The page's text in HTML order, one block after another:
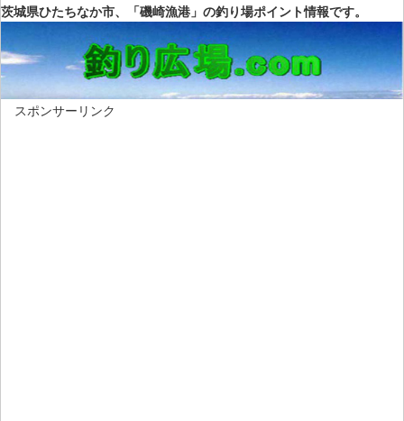
茨城県ひたちなか市、「磯崎漁港」の釣り場ポイント情報です。
スポンサーリンク